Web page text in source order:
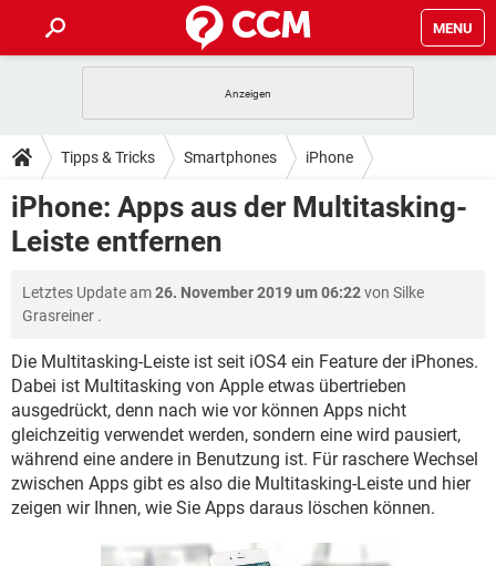
MENU
ANDROID IOS
WINDOWS 10 INSTAGRAM
WHATSAPP
TIPPS & TRICKS
SPIELE STREAMING
ANDROID IOS
WHATSAPP TIKTOK
DOWNLOADS
SPIELE
WINDOWS 10
WHATSAPP TIKTOK
FACEBOOK HARDWARE
FORUM
SPIELE STREAMING
WINDOWS 10 INSTAGRAM
WHATSAPP TIKTOK
LEXIKON
SPIELE STREAMING
ANDROID IOS
WINDOWS 10 INSTAGRAM
WHATSAPP TIKTOK
FACEBOOK HARDWARE
Tipps & Tricks Smartphones iPhone
iPhone: Apps aus der Multitasking-
Leiste entfernen
Letztes Update am26. November 2019 um 06:22von Silke
Grasreiner .
Die Multitasking-Leiste ist seit iOS4 ein Feature der iPhones.
Dabei ist Multitasking von Apple etwas übertrieben
ausgedrückt, denn nach wie vor können Apps nicht
gleichzeitig verwendet werden, sondern eine wird pausiert,
während eine andere in Benutzung ist. Für raschere Wechsel
zwischen Apps gibt es also die Multitasking-Leiste und hier
zeigen wir Ihnen, wie Sie Apps daraus löschen können.